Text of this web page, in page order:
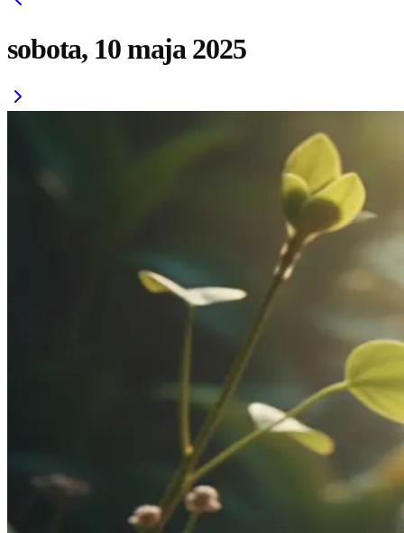
sobota, 10 maja 2025